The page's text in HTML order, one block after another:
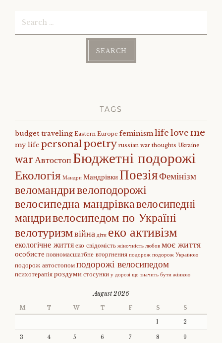
TAGS
budget traveling Eastern Europe feminismlife love me
my life personalpoetry russian war thoughts Ukraine
warАвтостопБюджетні подорожі
Екологія Мандри МандрівкиПоезіяФемінізм
веломандривелоподорожі
велосипедна мандрівкавелосипедні
мандривелосипедом по Україні
велотуризмвійна діти еко активізм
екологічне життяеко свідомість жіночність любов моє життя
особисте повномасшатбне вторгнення подорож подорож Україною
подорож автостопомподорожі велосипедом
психотерапіяроздумистосунки у дорозі що значить бути жінкою
August 2026
M T W T F S S
1 2
3 4 5 6 7 8 9